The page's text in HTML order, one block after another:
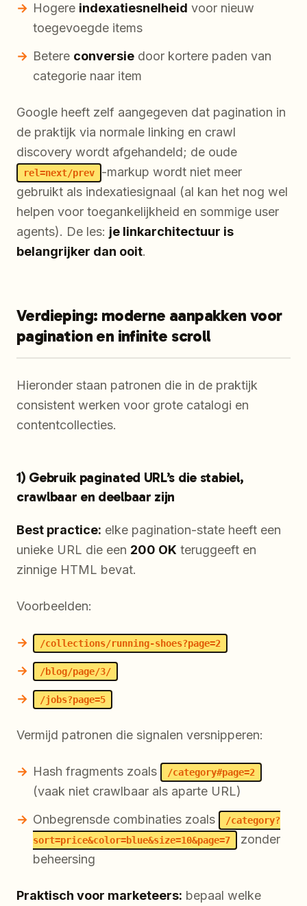
Hogere indexatiesnelheid voor nieuw
toegevoegde items
Betere conversie door kortere paden van
categorie naar item
Google heeft zelf aangegeven dat pagination in
de praktijk via normale linking en crawl
discovery wordt afgehandeld; de oude
rel=next/prev
-markup wordt niet meer
gebruikt als indexatiesignaal (al kan het nog wel
helpen voor toegankelijkheid en sommige user
agents). De les: je linkarchitectuur is
belangrijker dan ooit.
Verdieping: moderne aanpakken voor
pagination en infinite scroll
Hieronder staan patronen die in de praktijk
consistent werken voor grote catalogi en
contentcollecties.
1) Gebruik paginated URL’s die stabiel,
crawlbaar en deelbaar zijn
Best practice: elke pagination-state heeft een
unieke URL die een 200 OK teruggeeft en
zinnige HTML bevat.
Voorbeelden:
/collections/running-shoes?page=2
/blog/page/3/
/jobs?page=5
Vermijd patronen die signalen versnipperen:
Hash fragments zoals /category#page=2
(vaak niet crawlbaar als aparte URL)
Onbegrensde combinaties zoals
/category?
sort=price&color=blue&size=10&page=7
zonder
beheersing
Praktisch voor marketeers: bepaal welke